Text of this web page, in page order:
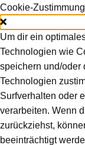
Cookie-
Um dir ein
Technologien wie
speichern und/oder
Technologien
Surfverhalten oder
verarbeiten. Wenn
zurückziehst,
beeinträchtigt